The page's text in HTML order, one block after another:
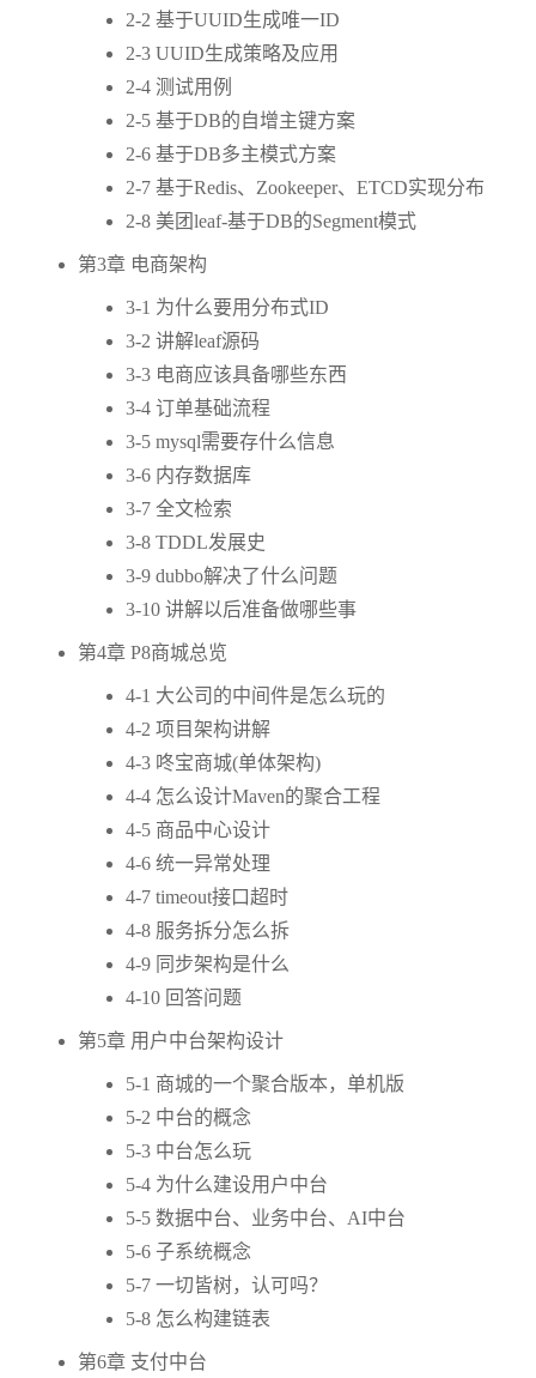
2-2 基于UUID生成唯一ID
2-3 UUID生成策略及应用
2-4 测试用例
2-5 基于DB的自增主键方案
2-6 基于DB多主模式方案
2-7 基于Redis、Zookeeper、ETCD实现分布
2-8 美团leaf-基于DB的Segment模式
第3章 电商架构
3-1 为什么要用分布式ID
3-2 讲解leaf源码
3-3 电商应该具备哪些东西
3-4 订单基础流程
3-5 mysql需要存什么信息
3-6 内存数据库
3-7 全文检索
3-8 TDDL发展史
3-9 dubbo解决了什么问题
3-10 讲解以后准备做哪些事
第4章 P8商城总览
4-1 大公司的中间件是怎么玩的
4-2 项目架构讲解
4-3 咚宝商城(单体架构)
4-4 怎么设计Maven的聚合工程
4-5 商品中心设计
4-6 统一异常处理
4-7 timeout接口超时
4-8 服务拆分怎么拆
4-9 同步架构是什么
4-10 回答问题
第5章 用户中台架构设计
5-1 商城的一个聚合版本，单机版
5-2 中台的概念
5-3 中台怎么玩
5-4 为什么建设用户中台
5-5 数据中台、业务中台、AI中台
5-6 子系统概念
5-7 一切皆树，认可吗？
5-8 怎么构建链表
第6章 支付中台